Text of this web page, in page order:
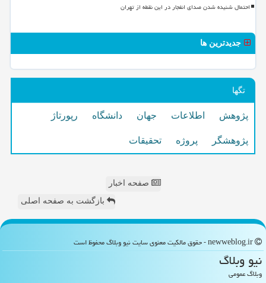
احتمال شنیده شدن صدای انفجار در این نقطه از تهران
جدیدترین ها
تگها
پژوهش اطلاعات جهان دانشگاه رپورتاژ
پژوهشگر پروژه تحقیقات
صفحه اخبار
بازگشت به صفحه اصلی
نیو وبلاگ
وبلاگ عمومی